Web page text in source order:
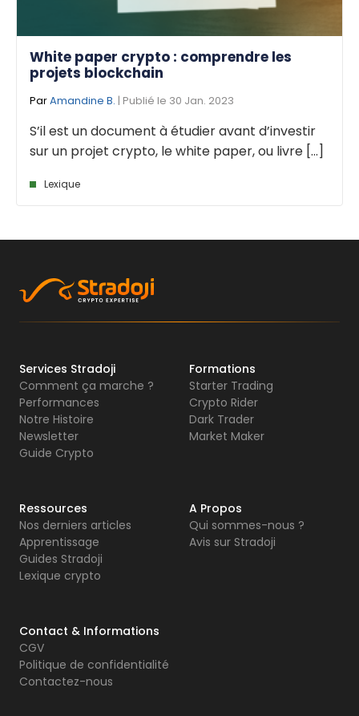
White paper crypto : comprendre les
projets blockchain
ParAmandine B. | Publié le 30 Jan. 2023
S’il est un document à étudier avant d’investir
sur un projet crypto, le white paper, ou livre [...]
Lexique
Services Stradoji
Comment ça marche ?
Performances
Notre Histoire
Newsletter
Guide Crypto
Formations
Starter Trading
Crypto Rider
Dark Trader
Market Maker
Ressources
Nos derniers articles
Apprentissage
Guides Stradoji
Lexique crypto
A Propos
Qui sommes-nous ?
Avis sur Stradoji
Contact & Informations
CGV
Politique de confidentialité
Contactez-nous